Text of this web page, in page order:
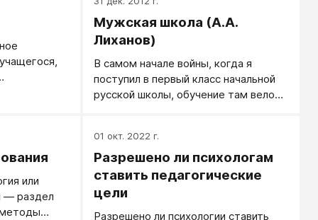
В
Мужская школа (А.А.
Лиханов)
В самом начале войны, когда я
поступил в первый класс начальной
русской школы, обучение там велось
время по указу Сталина были
образованы мужские и женские
школы, где дети воспитывались
раздельно. Такая двухсистемность,
я думаю, не по одному мне ударила.
или
— раздел
01 окт. 2022 г.
Разрешено ли психологам
ставить педагогические
цели
Разрешено ли психологии ставить